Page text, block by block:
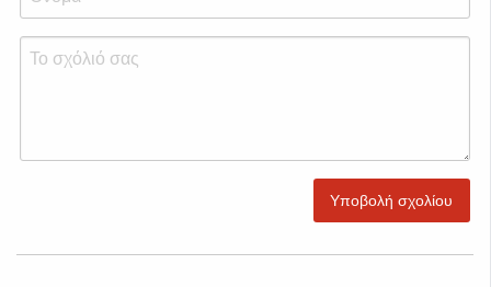
Υποβολή σχολίου